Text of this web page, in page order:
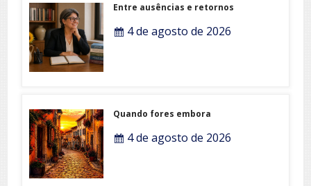
Entre ausências e retornos
4 de agosto de 2026
Quando fores embora
4 de agosto de 2026